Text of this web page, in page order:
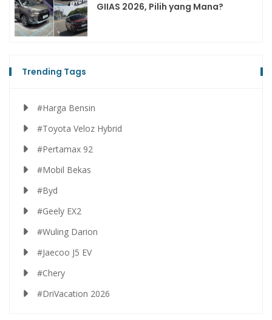
GIIAS 2026, Pilih yang Mana?
Trending Tags
#Harga Bensin
#Toyota Veloz Hybrid
#Pertamax 92
#Mobil Bekas
#Byd
#Geely EX2
#Wuling Darion
#Jaecoo J5 EV
#Chery
#DriVacation 2026